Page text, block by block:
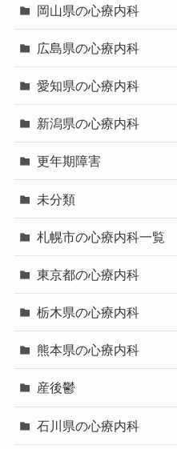
岡山県の心療内科
広島県の心療内科
愛知県の心療内科
新潟県の心療内科
更年期障害
未分類
札幌市の心療内科一覧
東京都の心療内科
栃木県の心療内科
熊本県の心療内科
産後鬱
石川県の心療内科